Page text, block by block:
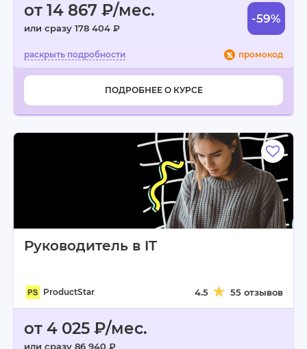
от 14 867 ₽/мес.
или сразу 178 404 ₽
-59%
промокод
ПОДРОБНЕЕ О КУРСЕ
Руководитель в IT
ProductStar 4.5 55 отзывов
от 4 025 ₽/мес.
или сразу 86 940 ₽